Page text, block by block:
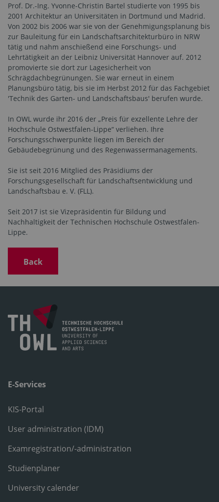
Prof. Dr.-Ing. Yvonne-Christin Bartel studierte von 1995 bis
2001 Architektur an Universitäten in Dortmund und Madrid.
Von 2002 bis 2006 war sie von der Genehmigungsplanung bis
zur Bauleitung für ein Landschaftsarchitekturbüro in NRW
tätig und nahm anschießend eine Forschungs- und
Lehrtätigkeit an der Leibniz Universität Hannover auf. 2012
promovierte sie dort zur Lagesicherheit von
Schrägdachbegrünungen. Sie war erneut in einem
Planungsbüro tätig, bis sie im Herbst 2012 für das Fachgebiet
'Technik des Garten- und Landschaftsbaus' berufen wurde.
In OWL wurde ihr 2016 der „Preis für exzellente Lehre der
Hochschule Ostwestfalen-Lippe“ verliehen. Ihre
Forschungsschwerpunkte liegen im Bereich der
Gebäudebegrünung und des Regenwassermanagements.
Sie ist seit 2016 Mitglied des Präsidiums der
Forschungsgesellschaft für Landschaftsentwicklung und
Landschaftsbau e. V. (FLL).
Seit 2017 ist sie Vizepräsidentin für Bildung und
Nachhaltigkeit der Technischen Hochschule Ostwestfalen-
Lippe.
Back
E-Services
KIS-Portal
User administration (IDM)
Examregistration/-administration
Studienplaner
University calender